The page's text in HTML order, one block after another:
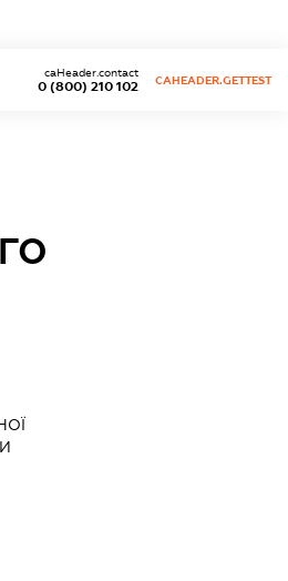
0 (800) 210 102
caHeader.contact
CAHEADER.GETTEST